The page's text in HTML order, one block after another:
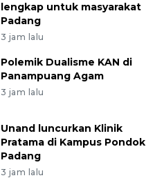
lengkap untuk masyarakat
Padang
3 jam lalu
Polemik Dualisme KAN di
Panampuang Agam
3 jam lalu
Unand luncurkan Klinik
Pratama di Kampus Pondok
Padang
3 jam lalu